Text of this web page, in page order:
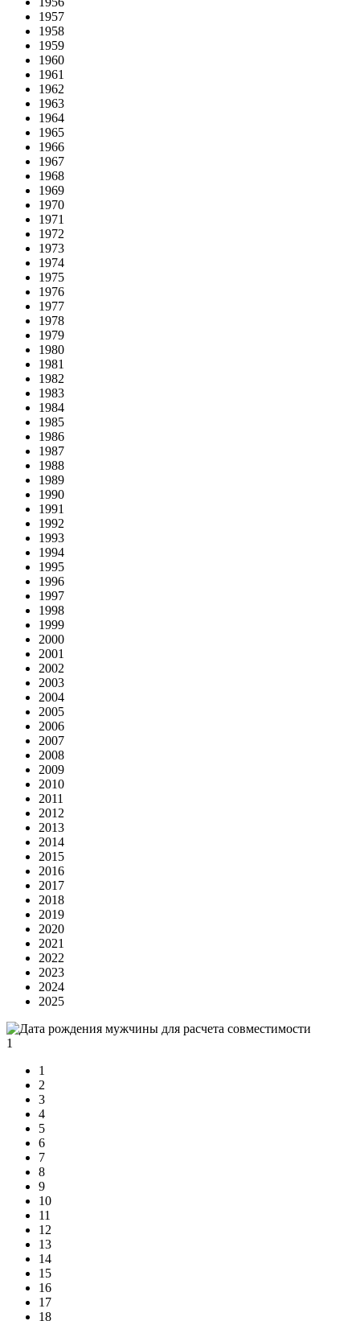
1957
1958
1959
1960
1961
1962
1963
1964
1965
1966
1967
1968
1969
1970
1971
1972
1973
1974
1975
1976
1977
1978
1979
1980
1981
1982
1983
1984
1985
1986
1987
1988
1989
1990
1991
1992
1993
1994
1995
1996
1997
1998
1999
2000
2001
2002
2003
2004
2005
2006
2007
2008
2009
2010
2011
2012
2013
2014
2015
2016
2017
2018
2019
2020
2021
2022
2023
2024
2025
1
1
2
3
4
5
6
7
8
9
10
11
12
13
14
15
16
17
18